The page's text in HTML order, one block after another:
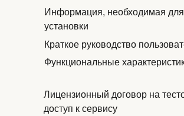
Информация, необходимая для
установки
Краткое руководство
Функциональные
Лицензионный договор на
доступ к сервису